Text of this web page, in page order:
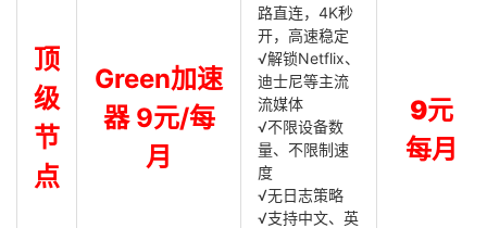
顶
级
节
点
Green加速
器 9元/每
月
路直连，4K秒
开，高速稳定
√解锁Netflix、
迪士尼等主流
流媒体
√不限设备数
量、不限制速
度
√无日志策略
√支持中文、英
9元
每月